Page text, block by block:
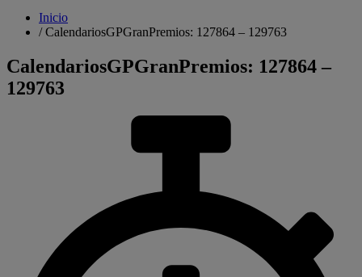
Inicio
/CalendariosGPGranPremios: 127864 – 129763
CalendariosGPGranPremios: 127864 –
129763